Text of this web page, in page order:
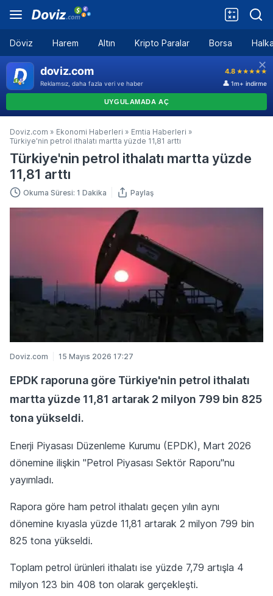
Döviz Harem Altın Kripto Paralar Borsa
Doviz.com » Ekonomi Haberleri » Emtia Haberleri »
Türkiye'nin petrol ithalatı martta yüzde 11,81 arttı
Türkiye'nin petrol ithalatı martta yüzde
11,81 arttı
Okuma Süresi: 1 Dakika Paylaş
Doviz.com 15 Mayıs 2026 17:27
EPDK raporuna göre Türkiye'nin petrol ithalatı
martta yüzde 11,81 artarak 2 milyon 799 bin 825
tona yükseldi.
Enerji Piyasası Düzenleme Kurumu (EPDK), Mart 2026
dönemine ilişkin "Petrol Piyasası Sektör Raporu"nu
yayımladı.
Rapora göre ham petrol ithalatı geçen yılın aynı
dönemine kıyasla yüzde 11,81 artarak 2 milyon 799 bin
825 tona yükseldi.
Toplam petrol ürünleri ithalatı ise yüzde 7,79 artışla 4
milyon 123 bin 408 ton olarak gerçekleşti.